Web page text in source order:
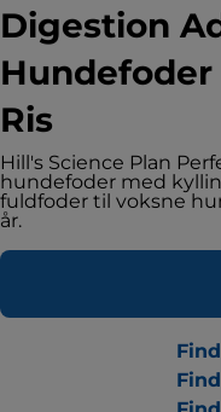
Digestion
Ris
Hill's Science Plan
hundefoder med
fuldfoder til voksne
år.